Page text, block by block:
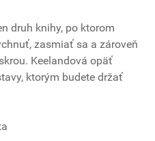
druh knihy, po ktorom
zasmiať sa a zároveň
Keelandová opäť
ktorým budete držať